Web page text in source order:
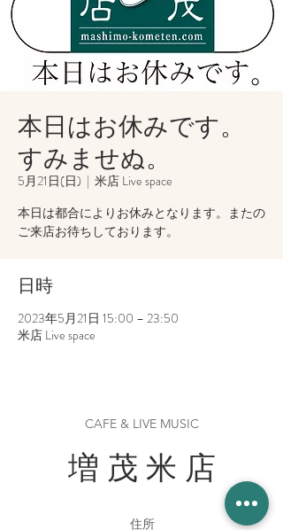
本日はお休みです。
すみませぬ。
5月21日(日)
  |
米店 Live space
本日は都合によりお休みとなります。またの
ご来店お待ちしております。
日時
2023年5月21日 15:00 – 23:50
米店 Live space
CAFE & LIVE MUSIC
増 茂 米 店
住所